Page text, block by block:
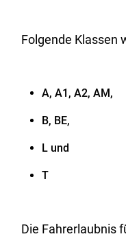
Folgende Klassen
A, A1, A2, AM,
B, BE,
L und
T
Die Fahrerlaubnis